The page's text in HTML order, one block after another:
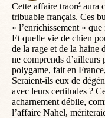
Cette affaire traoré aura
tribuable français. Ces
« l’enrichissement »
Et quelle vie de chien
de la rage et de la haine
ne comprends
polygame, fait en
Seraient-ils eux de
avec leurs certitudes ?
acharnement débile,
l’affaire Nahel,